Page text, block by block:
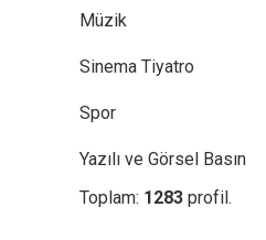
Müzik
Sinema Tiyatro
Spor
Yazılı ve Görsel Basın
Toplam: 1283 profil.